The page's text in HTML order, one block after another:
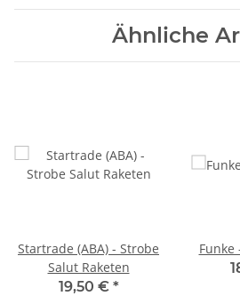
Ähnliche
Startrade (ABA) - Strobe
Salut Raketen
19,50 € *
Funke